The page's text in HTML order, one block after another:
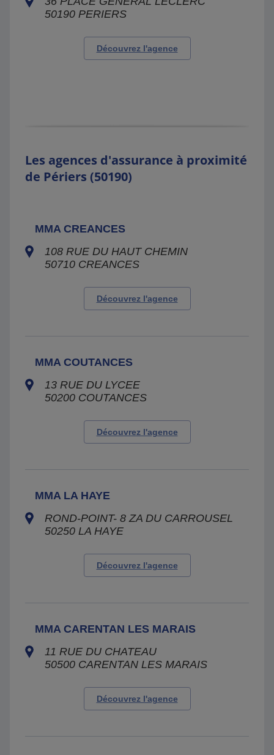
50190 PERIERS
Découvrez l'agence
Les agences d'assurance à proximité
de Périers (50190)
MMA CREANCES
108 RUE DU HAUT CHEMIN
50710 CREANCES
Découvrez l'agence
MMA COUTANCES
13 RUE DU LYCEE
50200 COUTANCES
Découvrez l'agence
MMA LA HAYE
ROND-POINT- 8 ZA DU CARROUSEL
50250 LA HAYE
Découvrez l'agence
MMA CARENTAN LES MARAIS
11 RUE DU CHATEAU
50500 CARENTAN LES MARAIS
Découvrez l'agence